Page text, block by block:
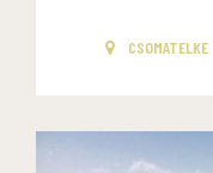
CSOMATELKE